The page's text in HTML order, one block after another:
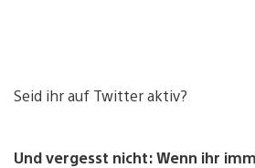
Seid ihr auf Twitter aktiv?
Und vergesst nicht: Wenn ihr